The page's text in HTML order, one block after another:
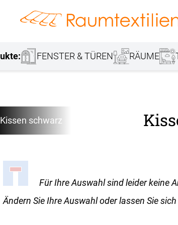
FENSTER & TÜREN
Lamellenvorhang
RÄUME
Kissen schwarz
Für Ihre Auswahl sind leider keine
Ändern Sie Ihre Auswahl oder lassen Sie